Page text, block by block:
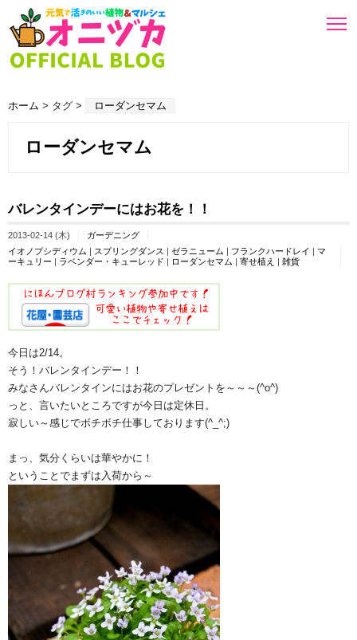
ホーム > タグ > ローダンセマム
ローダンセマム
バレンタインデーにはお花を！！
2013-02-14 (木)
ガーデニング
イオノプシディウム | スプリングダンス | ゼラニューム | フランクハードレイ | マ
ーキュリー | ラベンダー・キューレッド | ローダンセマム | 寄せ植え | 雑貨
今日は2/14。
そう！バレンタインデー！！
みなさんバレンタインにはお花のプレゼントを～～～(^o^)ゞ
っと、言いたいところですが今日は定休日。
寂しい～感じでボチボチ仕事しております(^_^;)
まっ、気分くらいは華やかに！
ということでまずは入荷から～